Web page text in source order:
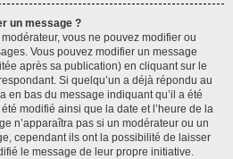
un message ?
vous ne pouvez modifier ou
Vous pouvez modifier un message
après sa publication) en cliquant sur le
Si quelqu’un a déjà répondu au
en bas du message indiquant qu’il a été
modifié ainsi que la date et l’heure de la
n’apparaîtra pas si un modérateur ou un
cependant ils ont la possibilité de laisser
le message de leur propre initiative.